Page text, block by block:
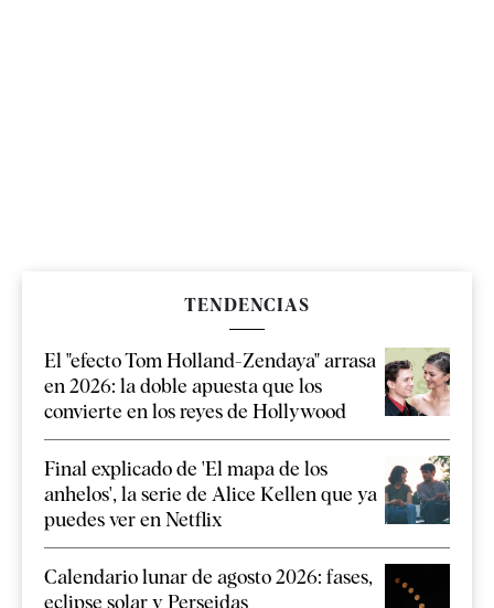
TENDENCIAS
El "efecto Tom Holland-Zendaya" arrasa
en 2026: la doble apuesta que los
convierte en los reyes de Hollywood
Final explicado de 'El mapa de los
anhelos', la serie de Alice Kellen que ya
puedes ver en Netflix
Calendario lunar de agosto 2026: fases,
eclipse solar y Perseidas